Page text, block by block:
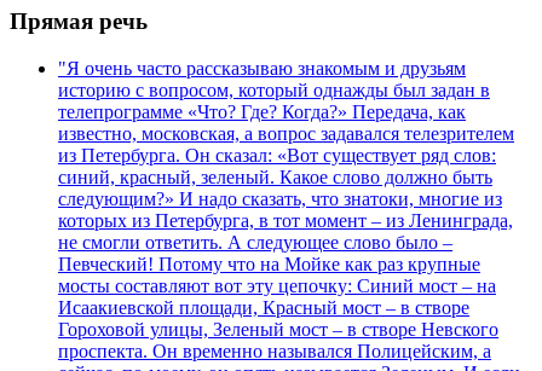
Прямая речь
"Я очень часто рассказываю знакомым и друзьям
историю с вопросом, который однажды был задан в
телепрограмме «Что? Где? Когда?» Передача, как
известно, московская, а вопрос задавался телезрителем
из Петербурга. Он сказал: «Вот существует ряд слов:
синий, красный, зеленый. Какое слово должно быть
следующим?» И надо сказать, что знатоки, многие из
которых из Петербурга, в тот момент – из Ленинграда,
не смогли ответить. А следующее слово было –
Певческий! Потому что на Мойке как раз крупные
мосты составляют вот эту цепочку: Синий мост – на
Исаакиевской площади, Красный мост – в створе
Гороховой улицы, Зеленый мост – в створе Невского
проспекта. Он временно назывался Полицейским, а